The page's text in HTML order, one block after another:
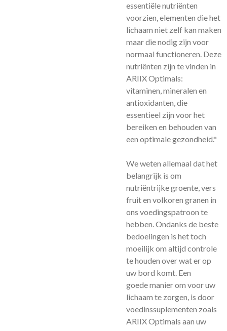
essentiële nutriënten
voorzien, elementen die het
lichaam niet zelf kan maken
maar die nodig zijn voor
normaal functioneren. Deze
nutriënten zijn te vinden in
ARIIX Optimals:
vitaminen, mineralen en
antioxidanten, die
essentieel zijn voor het
bereiken en behouden van
een optimale gezondheid.*
We weten allemaal dat het
belangrijk is om
nutriëntrijke groente, vers
fruit en volkoren granen in
ons voedingspatroon te
hebben. Ondanks de beste
bedoelingen is het toch
moeilijk om altijd controle
te houden over wat er op
uw bord komt. Een
goede manier om voor uw
lichaam te zorgen, is door
voedinssuplementen zoals
ARIIX Optimals aan uw